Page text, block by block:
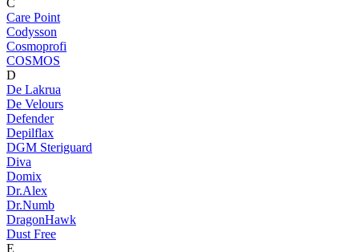
C
Care Point
Codysson
Cosmoprofi
COSMOS
D
De Lakrua
De Velours
Defender
Depilflax
DGM Steriguard
Diva
Domix
Dr.Alex
Dr.Numb
DragonHawk
Dust Free
E